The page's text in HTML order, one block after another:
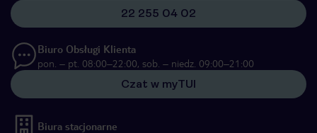
22 255 04 02
Biuro Obsługi Klienta
pon. – pt. 08:00–22:00, sob. – niedz. 09:00–21:00
Czat w myTUI
Biura stacjonarne